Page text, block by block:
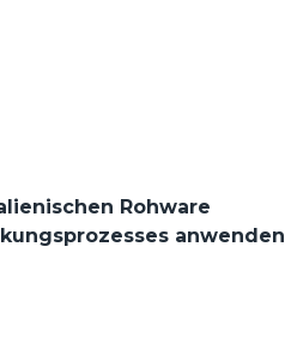
Rohware
anwenden